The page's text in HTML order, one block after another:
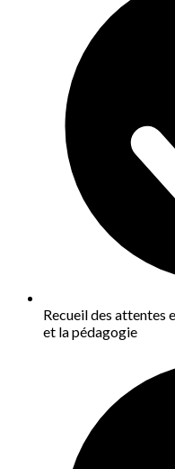
Recueil des attentes
et la pédagogie